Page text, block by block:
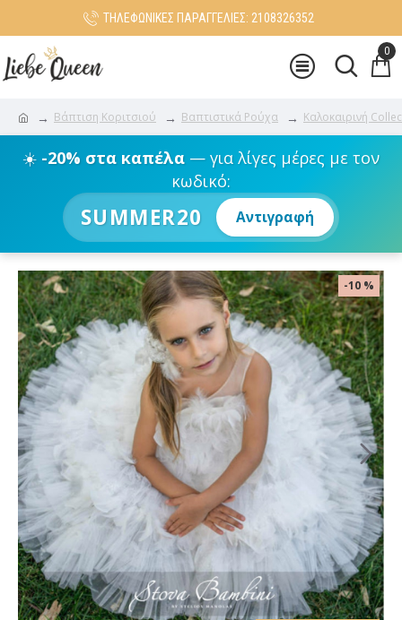
ΤΗΛΕΦΩΝΙΚΕΣ ΠΑΡΑΓΓΕΛΙΕΣ: 2108326352
0
Βάπτιση Κοριτσιού Βαπτιστικά Ρούχα Καλοκαιρινή
☀️ -20% στα καπέλα— για λίγες μέρες με τον
κωδικό:
SUMMER20 Αντιγραφή
-10 %